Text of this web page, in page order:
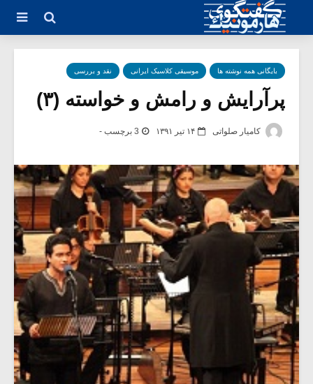
بایگانی همه نوشته ها موسیقی کلاسیک ایرانی نقد و بررسی
پرآرایش و رامش و خواسته (۳)
کامیار صلواتی ۱۴ تیر ۱۳۹۱ 3 برچسب -